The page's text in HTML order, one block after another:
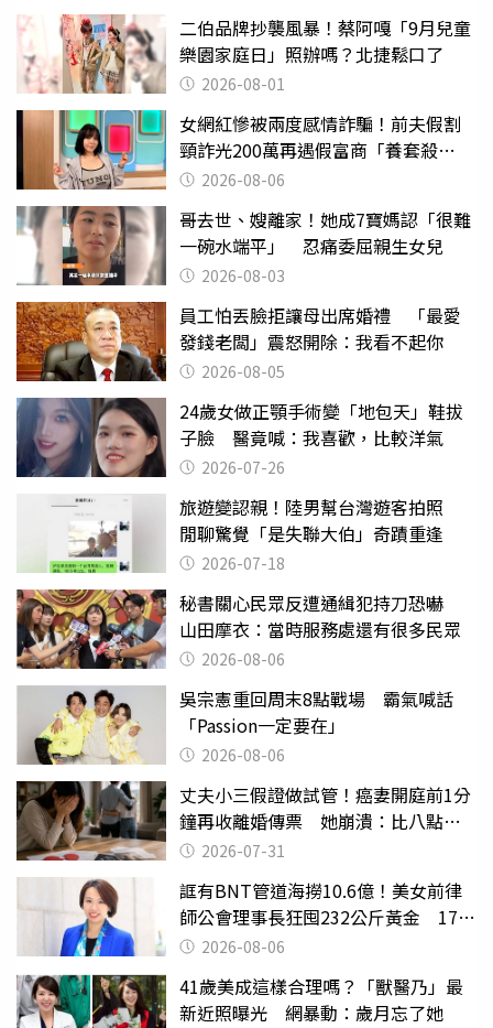
二伯品牌抄襲風暴！蔡阿嘎「9月兒童
樂園家庭日」照辦嗎？北捷鬆口了
2026-08-01
女網紅慘被兩度感情詐騙！前夫假割
頸詐光200萬再遇假富商「養套殺
2000萬」
2026-08-06
哥去世、嫂離家！她成7寶媽認「很難
一碗水端平」 忍痛委屈親生女兒
2026-08-03
員工怕丟臉拒讓母出席婚禮 「最愛
發錢老闆」震怒開除：我看不起你
2026-08-05
24歲女做正顎手術變「地包天」鞋拔
子臉 醫竟喊：我喜歡，比較洋氣
2026-07-26
旅遊變認親！陸男幫台灣遊客拍照
閒聊驚覺「是失聯大伯」奇蹟重逢
2026-07-18
秘書關心民眾反遭通緝犯持刀恐嚇
山田摩衣：當時服務處還有很多民眾
2026-08-06
吳宗憲重回周末8點戰場 霸氣喊話
「Passion一定要在」
2026-08-06
丈夫小三假證做試管！癌妻開庭前1分
鐘再收離婚傳票 她崩潰：比八點檔
還扯2026-07-31
誆有BNT管道海撈10.6億！美女前律
師公會理事長狂囤232公斤黃金 17人
遭起訴
2026-08-06
41歲美成這樣合理嗎？「獸醫乃」最
新近照曝光 網暴動：歲月忘了她